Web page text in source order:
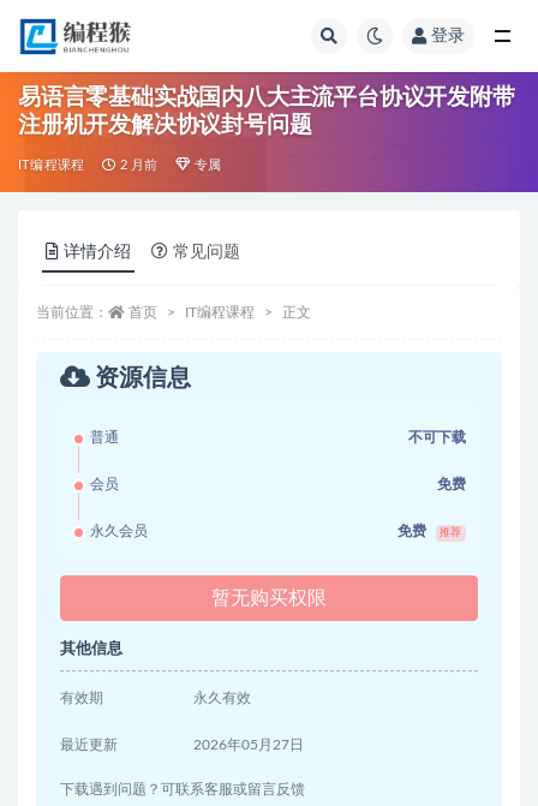
登录
易语言零基础实战国内八大主流平台协议开发附带
注册机开发解决协议封号问题
IT编程课程 2 月前 专属
详情介绍 常见问题
当前位置： 首页 IT编程课程 正文
资源信息
普通 不可下载
会员 免费
永久会员 免费 推荐
暂无购买权限
其他信息
有效期 永久有效
最近更新 2026年05月27日
下载遇到问题？可联系客服或留言反馈